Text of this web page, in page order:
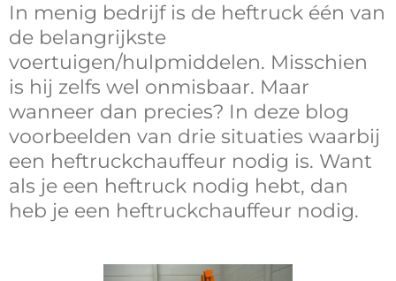
In menig bedrijf is de heftruck één van
de belangrijkste
voertuigen/hulpmiddelen. Misschien
is hij zelfs wel onmisbaar. Maar
wanneer dan precies? In deze blog
voorbeelden van drie situaties waarbij
een heftruckchauffeur nodig is. Want
als je een heftruck nodig hebt, dan
heb je een heftruckchauffeur nodig.